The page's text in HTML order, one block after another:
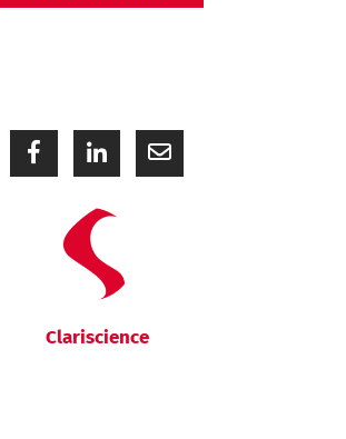
Clariscience